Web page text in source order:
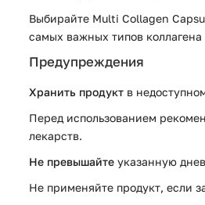
Выбирайте Multi Collagen
самых важных типов
Предупреждения
Хранить продукт в
Перед использованием
лекарств.
Не превышайте указанную
Не применяйте продукт, если